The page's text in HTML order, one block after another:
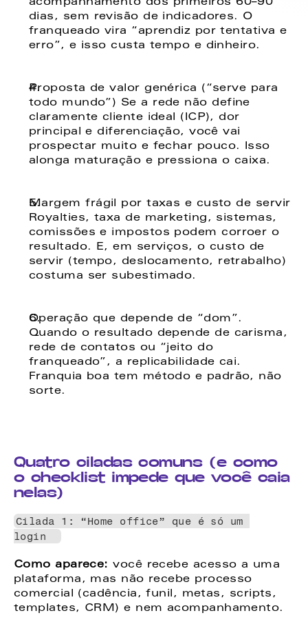
acompanhamento dos primeiros 60–90
dias, sem revisão de indicadores. O
franqueado vira “aprendiz por tentativa e
erro”, e isso custa tempo e dinheiro.
Proposta de valor genérica (“serve para
todo mundo”) Se a rede não define
claramente cliente ideal (ICP), dor
principal e diferenciação, você vai
prospectar muito e fechar pouco. Isso
alonga maturação e pressiona o caixa.
Margem frágil por taxas e custo de servir
Royalties, taxa de marketing, sistemas,
comissões e impostos podem corroer o
resultado. E, em serviços, o custo de
servir (tempo, deslocamento, retrabalho)
costuma ser subestimado.
Operação que depende de “dom”.
Quando o resultado depende de carisma,
rede de contatos ou “jeito do
franqueado”, a replicabilidade cai.
Franquia boa tem método e padrão, não
sorte.
Quatro ciladas comuns (e como
o checklist impede que você caia
nelas)
Cilada 1: “Home office” que é só um
login
Como aparece: você recebe acesso a uma
plataforma, mas não recebe processo
comercial (cadência, funil, metas, scripts,
templates, CRM) e nem acompanhamento.